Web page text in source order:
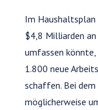
Im Haushaltsplan
$4,8 Milliarden
umfassen
1.800 neue
schaffen. Bei
möglicherweise